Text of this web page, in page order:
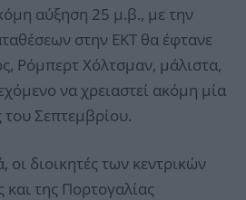
αύξηση 25 μ.β., με την
στην ΕΚΤ θα έφτανε
Ρόμπερτ Χόλτσμαν, μάλιστα,
να χρειαστεί ακόμη μία
Σεπτεμβρίου.
διοικητές των κεντρικών
και της Πορτογαλίας